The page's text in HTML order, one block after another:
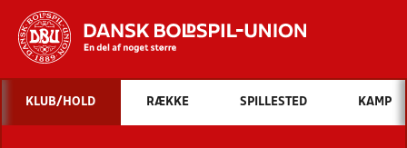
Hvad vil du søge efter?
INDHOLD OG NYHEDER
KLUB/HOLD RÆKKE SPILLESTED KAMP